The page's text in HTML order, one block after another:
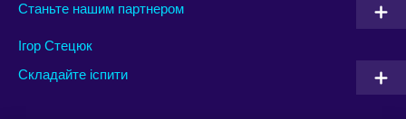
Станьте нашим партнером
Ігор Стецюк
Складайте іспити